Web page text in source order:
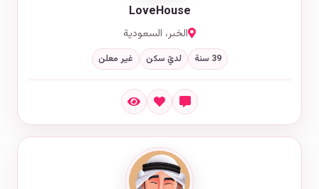
LoveHouse
الخبر، السعودية
39 سنة لديّ سكن غير معلن